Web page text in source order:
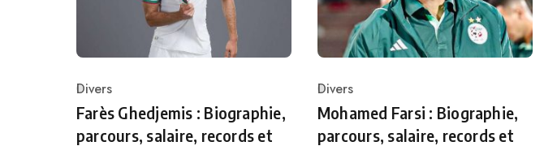
Category
Divers
Farès Ghedjemis : Biographie,
parcours, salaire, records et
Category
Divers
Mohamed Farsi : Biographie,
parcours, salaire, records et